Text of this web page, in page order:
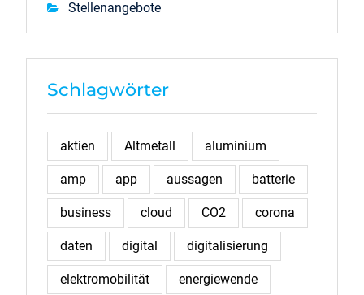
Stellenangebote
Schlagwörter
aktien Altmetall aluminium
amp app aussagen batterie
business cloud CO2 corona
daten digital digitalisierung
elektromobilität energiewende